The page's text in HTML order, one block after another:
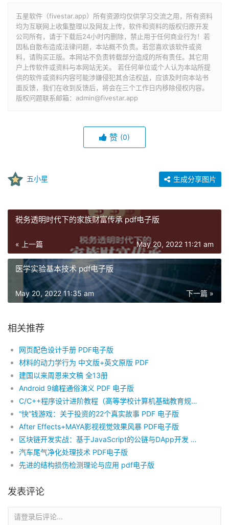
五星软件（fivestar.app）所有资源均仅供学习交流之用，所有资料
均为互联网上收集整理以及网友上传，软件和资料的版权归原开发
公司所有，请于下载后24小时内删除，禁止用于任何商业行为！若
因私自散布造成法律问题，本站概不负责。若您喜欢该软件或资
料，请购买正版。本网站不负责转载部分造成的所有责任。其它用
户上传软件或资料与本网站无关。 若任何单位或个人认为本站所提
供的软件或资料内容可能涉嫌侵犯其合法权益，应该及时向本站书
面反馈，我们在收到反馈后，将会在三个工作日内移除侵权内容。
版权问题联系邮箱：admin@fivestar.app
赞 (0)
五小星 生成分享图片
税务透明时代下的家族财富传承 pdf电子版
« 上一篇 May 20, 2022 11:21 am
医学实验基本技术 pdf电子版
下一篇 »
May 20, 2022 11:35 am
相关推荐
网页配色设计手册 PDF电子版
材料的动力学行为 中文版+英文原版 PDF
建国以来周恩来文稿 全13册
Android 9编程通俗演义 PDF 电子版
C/C++程序设计进阶教程（高等学校计算机基础教育规划教材） PDF电子版
“快”钱游戏：关于投资的22个真实故事 PDF 电子版
After Effects+MAYA影视视觉效果风暴 PDF电子版
区块链开发实战：基于JavaScript的公链与DApp开发 PDF电子版
汽车尾气净化处理技术 PDF电子版
先进的结构损伤检测理论与应用 pdf电子版
发表评论
请登录后评论...